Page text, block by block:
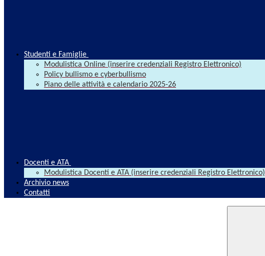
Studenti e Famiglie
Modulistica Online (inserire credenziali Registro Elettronico)
Policy bullismo e cyberbullismo
Piano delle attività e calendario 2025-26
Docenti e ATA
Modulistica Docenti e ATA (inserire credenziali Registro Elettronico)
Archivio news
Contatti